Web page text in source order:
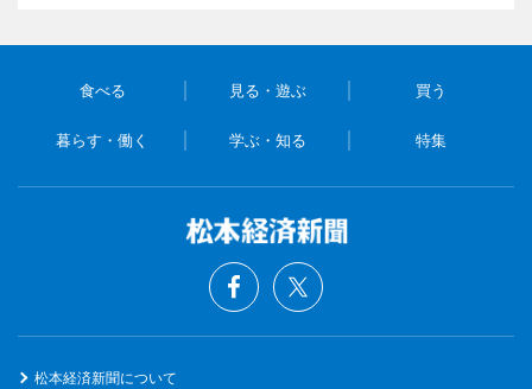
食べる 見る・遊ぶ 買う
暮らす・働く 学ぶ・知る 特集
松本経済新聞について